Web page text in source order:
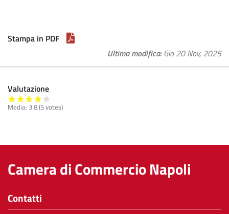
Stampa in PDF
Ultima modifica Gio 20 Nov, 2025
Valutazione
Media: 3.8(5votes)
Camera di Commercio Napoli
Contatti